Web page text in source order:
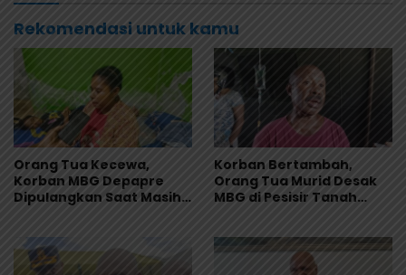
Rekomendasi untuk kamu
Orang Tua Kecewa,
Korban MBG Depapre
Dipulangkan Saat Masih
Korban Bertambah,
Orang Tua Murid Desak
MBG di Pesisir Tanah